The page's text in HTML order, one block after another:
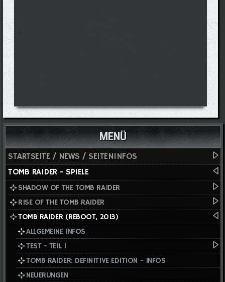
MENÜ
STARTSEITE / NEWS / SEITENINFOS
TOMB RAIDER - SPIELE
SHADOW OF THE TOMB RAIDER
RISE OF THE TOMB RAIDER
TOMB RAIDER (REBOOT, 2013)
ALLGEMEINE INFOS
TEST - TEIL I
TOMB RAIDER: DEFINITIVE EDITION - INFOS
NEUERUNGEN